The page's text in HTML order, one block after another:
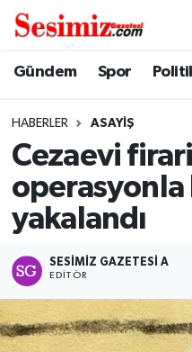
Gündem Spor
HABERLER ASAYIŞ
Cezaevi
yakalandı
SESIMIZ GAZETESI A
EDITÖR
Dünya
Ekonomi
Genel
Gündem
Magazin
Politika
Nöbetçi Eczaneler
Hava Durumu
Namaz Vakitleri
Trafik Durumu
Süper Lig Puan
Tüm Manşetler
Son Dakika